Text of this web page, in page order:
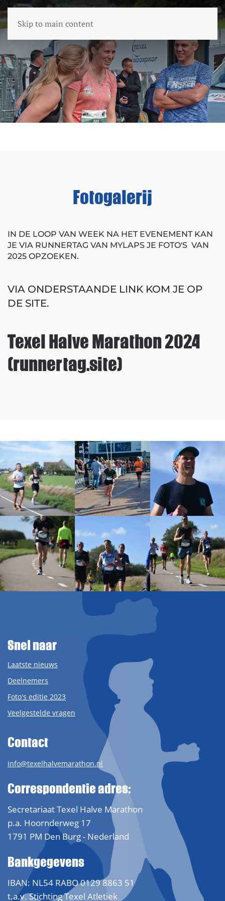
Skip to main content
Fotogalerij
IN DE LOOP VAN WEEK NA HET EVENEMENT KAN
JE VIA RUNNERTAG VAN MYLAPS JE FOTO'S VAN
2025 OPZOEKEN.
VIA ONDERSTAANDE LINK KOM JE OP
DE SITE.
Texel Halve Marathon 2024
(runnertag.site)
Snel naar
Laatste nieuws
Deelnemers
Foto's editie 2023
Veelgestelde vragen
Contact
info@texelhalvemarathon.nl
Correspondentie adres:
Secretariaat Texel Halve Marathon
p.a. Hoornderweg 17
1791 PM Den Burg - Nederland
Bankgegevens
IBAN: NL54 RABO 0129 8863 51
t.a.v. Stichting Texel Atletiek